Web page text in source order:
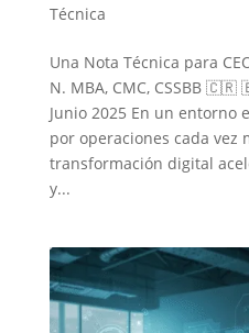
Técnica
Una Nota Técnica para
N. MBA, CMC, CSSBB
Junio 2025 En un entorno
por operaciones cada vez
transformación digital
y...